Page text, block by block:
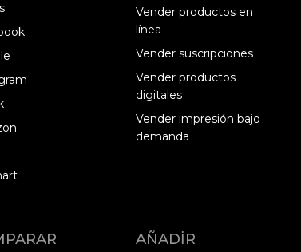
Vender productos en
línea
Vender suscripciones
Vender productos
digitales
Vender impresión bajo
demanda
AÑADIR